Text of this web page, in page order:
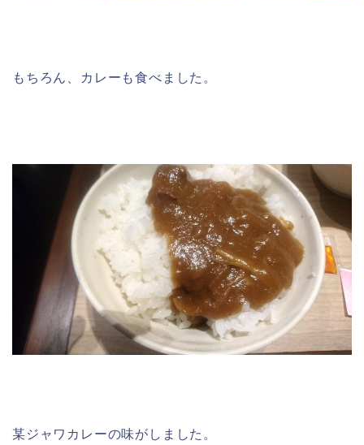
もちろん、カレーも食べました。
某ジャワカレーの味がしました。